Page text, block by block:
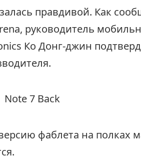
правдивой. Как
руководитель
Ко Донг-джин
фаблета на полках